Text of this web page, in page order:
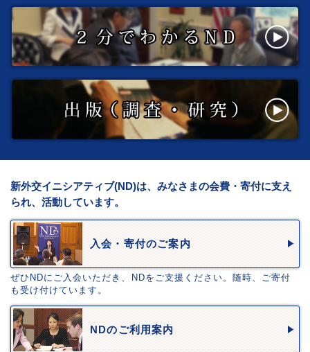
新外交イニシアティブ(ND)は、みなさまの会費・寄付に支え
られ、活動しています。
入会・寄付のご案内
ぜひNDにご入会いただき、NDをご支援ください。随時、ご寄付
も受け付けています。
NDのご利用案内